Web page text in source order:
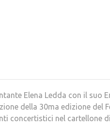
Elena Ledda con il suo
della 30ma edizione del
concertistici nel cartellone